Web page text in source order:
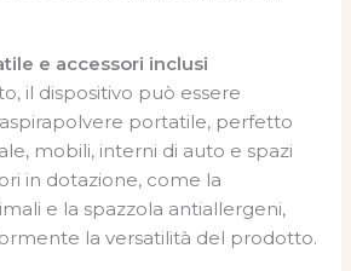
e accessori inclusi
il dispositivo può essere
portatile, perfetto
mobili, interni di auto e spazi
in dotazione, come la
e la spazzola antiallergeni,
la versatilità del prodotto.